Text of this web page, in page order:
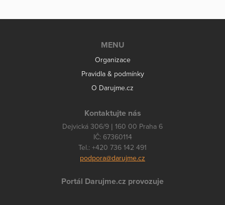
MENU
Organizace
Pravidla & podmínky
O Darujme.cz
Kontaktujte nás
Dejvická 306/9 | 160 00 Praha 6
IČ: 67360114
Tel.: +420 736 142 491
podpora@darujme.cz
Portál Darujme.cz provozuje